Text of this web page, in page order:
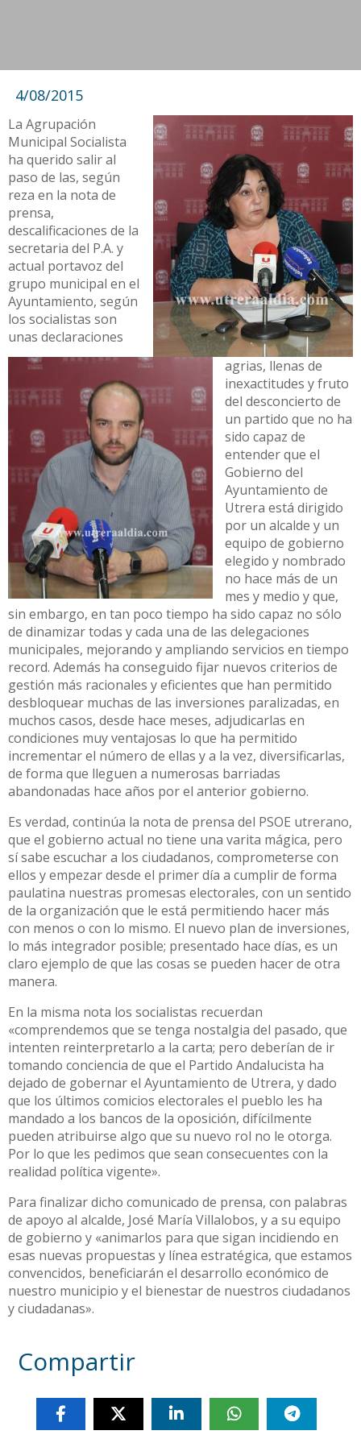
4/08/2015
La Agrupación
Municipal Socialista
ha querido salir al
paso de las, según
reza en la nota de
prensa,
descalificaciones de la
secretaria del P.A. y
actual portavoz del
grupo municipal en el
Ayuntamiento, según
los socialistas son
unas declaraciones
agrias, llenas de
inexactitudes y fruto
del desconcierto de
un partido que no ha
sido capaz de
entender que el
Gobierno del
Ayuntamiento de
Utrera está dirigido
por un alcalde y un
equipo de gobierno
elegido y nombrado
no hace más de un
mes y medio y que,
sin embargo, en tan poco tiempo ha sido capaz no sólo
de dinamizar todas y cada una de las delegaciones
municipales, mejorando y ampliando servicios en tiempo
record. Además ha conseguido fijar nuevos criterios de
gestión más racionales y eficientes que han permitido
desbloquear muchas de las inversiones paralizadas, en
muchos casos, desde hace meses, adjudicarlas en
condiciones muy ventajosas lo que ha permitido
incrementar el número de ellas y a la vez, diversificarlas,
de forma que lleguen a numerosas barriadas
abandonadas hace años por el anterior gobierno.
Es verdad, continúa la nota de prensa del PSOE utrerano,
que el gobierno actual no tiene una varita mágica, pero
sí sabe escuchar a los ciudadanos, comprometerse con
ellos y empezar desde el primer día a cumplir de forma
paulatina nuestras promesas electorales, con un sentido
de la organización que le está permitiendo hacer más
con menos o con lo mismo. El nuevo plan de inversiones,
lo más integrador posible; presentado hace días, es un
claro ejemplo de que las cosas se pueden hacer de otra
manera.
En la misma nota los socialistas recuerdan
«comprendemos que se tenga nostalgia del pasado, que
intenten reinterpretarlo a la carta; pero deberían de ir
tomando conciencia de que el Partido Andalucista ha
dejado de gobernar el Ayuntamiento de Utrera, y dado
que los últimos comicios electorales el pueblo les ha
mandado a los bancos de la oposición, difícilmente
pueden atribuirse algo que su nuevo rol no le otorga.
Por lo que les pedimos que sean consecuentes con la
realidad política vigente».
Para finalizar dicho comunicado de prensa, con palabras
de apoyo al alcalde, José María Villalobos, y a su equipo
de gobierno y «animarlos para que sigan incidiendo en
esas nuevas propuestas y línea estratégica, que estamos
convencidos, beneficiarán el desarrollo económico de
nuestro municipio y el bienestar de nuestros ciudadanos
y ciudadanas».
Compartir